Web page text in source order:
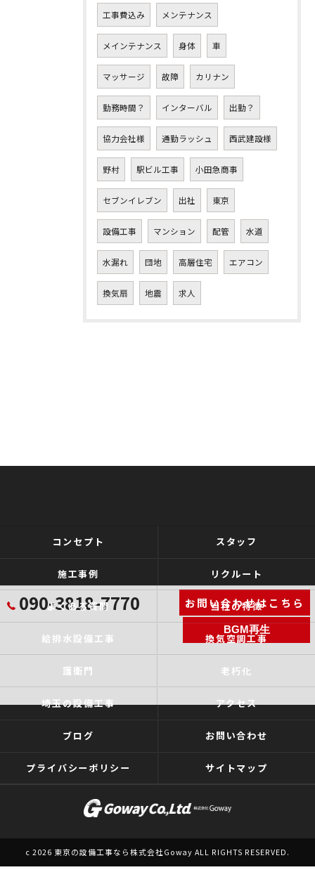
工事費込み メンテナンス
メインテナンス 身体 車
マッサージ 故障 カリナン
勤務時間？ インターバル 出勤？
協力会社様 通勤ラッシュ 西武建設様
野村 駅ビル工事 小田急商事
セブンイレブン 出社 東京
設備工事 マンション 配管 水道
水漏れ 団地 高層住宅 エアコン
換気扇 地震 求人
090-3818-7770 お問い合わせはこちら
BGM再生
コンセプト スタッフ
施工事例 リクルート
よくある質問 当社の特徴
給排水設備工事 換気空調工事
護衛門 老朽化
埼玉の設備工事 アクセス
ブログ お問い合わせ
プライバシーポリシー サイトマップ
c 2026 東京の設備工事なら株式会社Goway ALL RIGHTS RESERVED.